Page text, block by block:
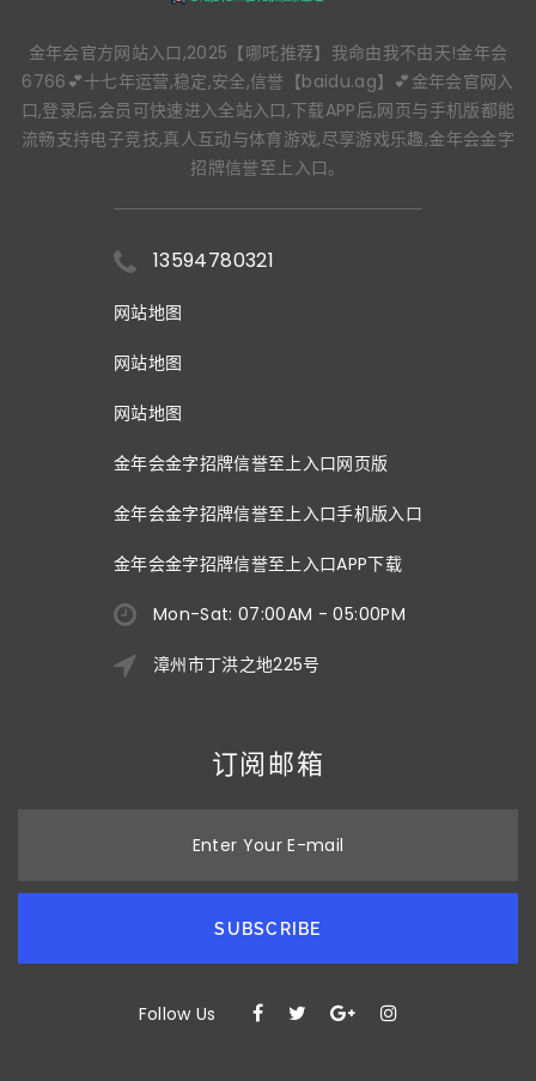
金年会官方网站入口,2025【哪吒推荐】我命由我不由天!金年会
6766💕十七年运营,稳定,安全,信誉【baidu.ag】💕金年会官网入
口,登录后,会员可快速进入全站入口,下载APP后,网页与手机版都能
流畅支持电子竞技,真人互动与体育游戏,尽享游戏乐趣,金年会金字
招牌信誉至上入口。
13594780321
网站地图
网站地图
网站地图
金年会金字招牌信誉至上入口网页版
金年会金字招牌信誉至上入口手机版入口
金年会金字招牌信誉至上入口APP下载
Mon-Sat: 07:00AM - 05:00PM
漳州市丁洪之地225号
订阅邮箱
Enter Your E-mail
SUBSCRIBE
Follow Us